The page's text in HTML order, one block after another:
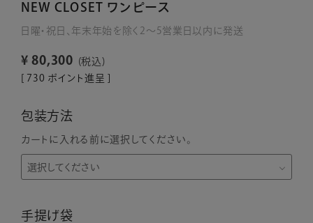
NEW CLOSET ワンピース
日曜・祝日、年末年始を除く2～5営業日以内に発送
¥ 80,300
税込
730 ポイント進呈 ]
包装方法
カートに入れる前に選択してください。
手提げ袋